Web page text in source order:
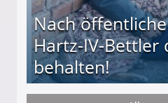
Nach
Hartz-IV-Bettler
behalten!